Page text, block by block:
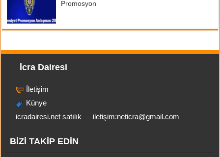
Promosyon
İcra Dairesi
İletişim
Künye
icradairesi.net satılık — iletişim:neticra@gmail.com
BİZİ TAKİP EDİN